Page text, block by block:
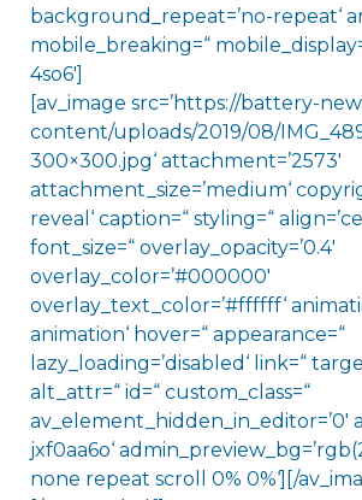
background_repeat=’no-repeat‘
mobile_breaking=“
4so6′]
[av_image src=’https://battery-
content/uploads/2019/08/
300×300.jpg‘ attachment=’2573′
attachment_size=’medium‘
reveal‘ caption=“ styling=“
font_size=“ overlay_opacity=’0.4′
overlay_color=’#000000′
overlay_text_color=’#ffffff‘
animation‘ hover=“ appearance=“
lazy_loading=’disabled‘ link=“
alt_attr=“ id=“ custom_class=“
av_element_hidden_in_editor=’0′
jxf0aa6o‘
none repeat scroll 0% 0%‘][/